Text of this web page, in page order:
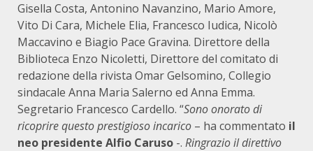
Gisella Costa, Antonino Navanzino, Mario Amore,
Vito Di Cara, Michele Elia, Francesco Iudica, Nicolò
Maccavino e Biagio Pace Gravina. Direttore della
Biblioteca Enzo Nicoletti, Direttore del comitato di
redazione della rivista Omar Gelsomino, Collegio
sindacale Anna Maria Salerno ed Anna Emma.
Segretario Francesco Cardello. “Sono onorato di
ricoprire questo prestigioso incarico – ha commentato il
neo presidente Alfio Caruso -. Ringrazio il direttivo